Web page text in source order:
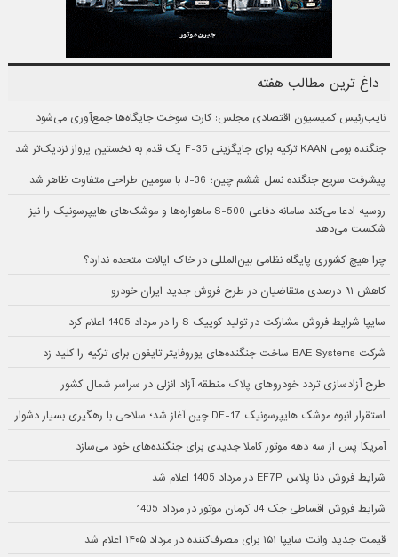
داغ ترین مطالب هفته
نایب‌رئیس کمیسیون اقتصادی مجلس: کارت سوخت جایگاه‌ها جمع‌آوری می‌شود
جنگنده بومی KAAN ترکیه برای جایگزینی F-35 یک قدم به نخستین پرواز نزدیک‌تر شد
پیشرفت سریع جنگنده نسل ششم چین؛ J-36 با سومین طراحی متفاوت ظاهر شد
روسیه ادعا می‌کند سامانه دفاعی S-500 ماهواره‌ها و موشک‌های هایپرسونیک را نیز
شکست می‌دهد
چرا هیچ کشوری پایگاه نظامی بین‌المللی در خاک ایالات متحده ندارد؟
کاهش ۹۱ درصدی متقاضیان در طرح فروش جدید ایران خودرو
سایپا شرایط فروش مشارکت در تولید کوییک S را در مرداد 1405 اعلام کرد
شرکت BAE Systems ساخت جنگنده‌های یوروفایتر تایفون برای ترکیه را کلید زد
طرح آزادسازی تردد خودروهای پلاک منطقه آزاد انزلی در سراسر شمال کشور
استقرار انبوه موشک هایپرسونیک DF-17 چین آغاز شد؛ سلاحی با رهگیری بسیار دشوار
آمریکا پس از سه دهه موتور کاملا جدیدی برای جنگنده‌های خود می‌سازد
شرایط فروش دنا پلاس EF7P در مرداد 1405 اعلام شد
شرایط فروش اقساطی جک J4 کرمان موتور در مرداد 1405
قیمت جدید وانت سایپا ۱۵۱ برای مصرف‌کننده در مرداد ۱۴۰۵ اعلام شد